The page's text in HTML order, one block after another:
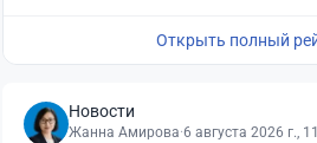
Открыть полный
Новости
Жанна Амирова·6 августа 2026 г.,